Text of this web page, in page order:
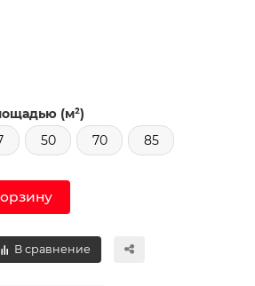
(м²)
50 70 85
В сравнение